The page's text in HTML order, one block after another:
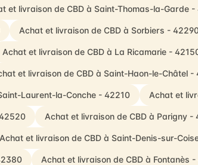
et livraison de CBD à Saint-Thomas-la-Garde -
Achat et livraison de CBD à Sorbiers -
Achat et livraison de CBD à La Ricamarie -
et livraison de CBD à Saint-Haon-le-Châtel -
Laurent-la-Conche - 42210 Achat et
Achat et livraison de CBD à Parigny -
Achat et livraison de CBD à Saint-Denis-sur-
Achat et livraison de CBD à Fontanès